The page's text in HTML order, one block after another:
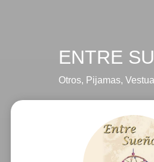
ENTRE
Otros, Pijamas,